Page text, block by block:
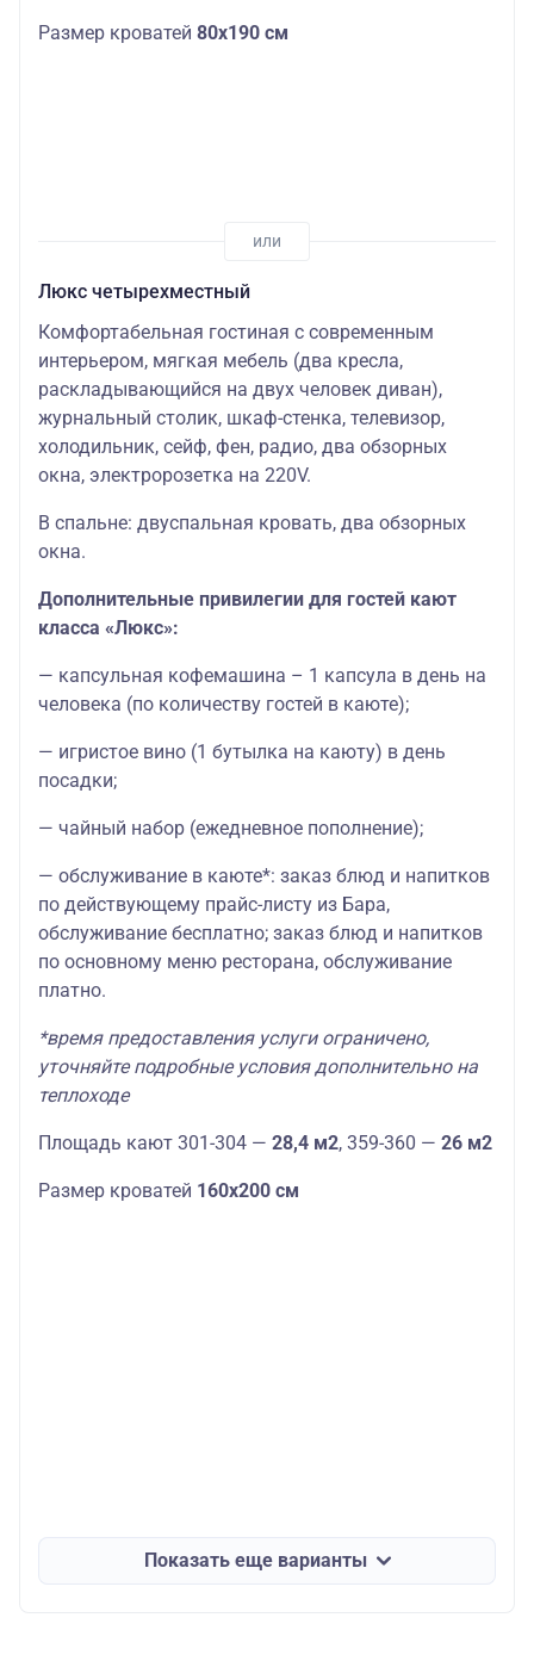
Размер кроватей 80х190 см
Люкс четырехместный
Комфортабельная гостиная с современным
интерьером, мягкая мебель (два кресла,
раскладывающийся на двух человек диван),
журнальный столик, шкаф-стенка, телевизор,
холодильник, сейф, фен, радио, два обзорных
окна, электророзетка на 220V.
В спальне: двуспальная кровать, два обзорных
окна.
Дополнительные привилегии для гостей кают
класса «Люкс»:
— капсульная кофемашина – 1 капсула в день на
человека (по количеству гостей в каюте);
— игристое вино (1 бутылка на каюту) в день
посадки;
— чайный набор (ежедневное пополнение);
— обслуживание в каюте*: заказ блюд и напитков
по действующему прайс-листу из Бара,
обслуживание бесплатно; заказ блюд и напитков
по основному меню ресторана, обслуживание
платно.
*время предоставления услуги ограничено,
уточняйте подробные условия дополнительно на
теплоходе
Площадь кают 301-304 — 28,4 м2, 359-360 — 26 м2
Размер кроватей 160х200 см
Показать еще варианты